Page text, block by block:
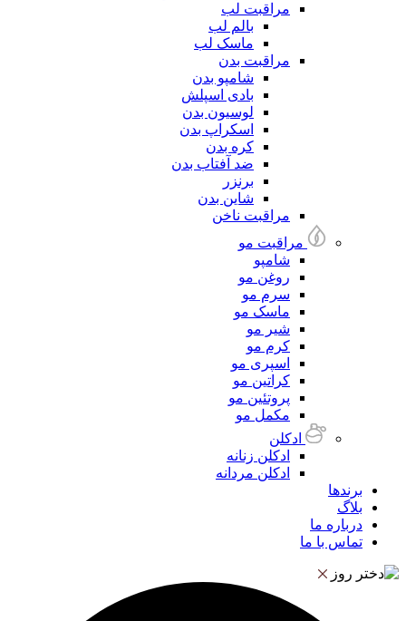
مراقبت لب
بالم لب
ماسک لب
مراقبت بدن
شامپو بدن
بادی اسپلش
لوسیون بدن
اسکراپ بدن
کره بدن
ضد آفتاب بدن
برنزر
شاین بدن
مراقبت ناخن
مراقبت مو
شامپو
روغن مو
سرم مو
ماسک مو
شیر مو
کرم مو
اسپری مو
کراتین مو
پروتئین مو
مکمل مو
ادکلن
ادکلن زنانه
ادکلن مردانه
برندها
بلاگ
درباره ما
تماس با ما